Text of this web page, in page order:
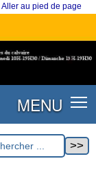
Aller au pied de page
MENU